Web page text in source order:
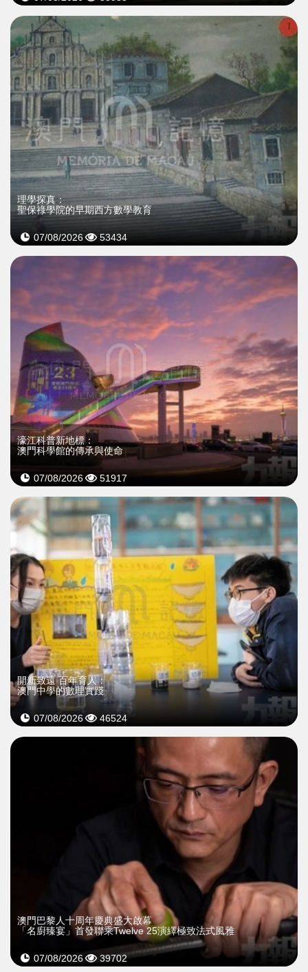
理學探真：
聖保祿學院的早期西方數學教育
07/08/2026 53434
濠江科普新地標：
澳門科學館的傳承與使命
07/08/2026 51917
開新致遠 百年育人：
澳門中學的數理實踐
07/08/2026 46524
澳門巴黎人十周年慶典盛大啟幕
「名廚臻宴」首發聯乘Twelve 25演繹極致法式風雅
07/08/2026 39702